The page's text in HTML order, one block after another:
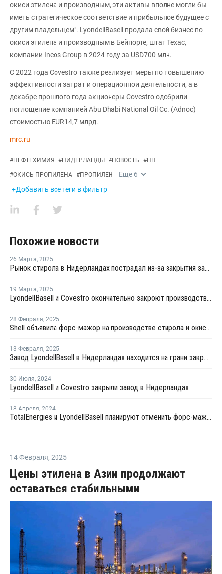
окиси этилена и производным, эти активы вполне могли бы
иметь стратегическое соответствие и прибыльное будущее с
другим владельцем". LyondellBasell продала свой бизнес по
окиси этилена и производным в Бейпорте, штат Техас,
компании Ineos Group в 2024 году за USD700 млн.
С 2022 года Covestro также реализует меры по повышению
эффективности затрат и операционной деятельности, а в
декабре прошлого года акционеры Covestro одобрили
поглощение компанией Abu Dhabi National Oil Co. (Adnoc)
стоимостью EUR14,7 млрд.
mrc.ru
#НЕФТЕХИМИЯ #НИДЕРЛАНДЫ #НОВОСТЬ #ПП
#ОКИСЬ ПРОПИЛЕНА #ПРОПИЛЕН Еще 6
+Добавить все теги в фильтр
Похожие новости
26 Марта, 2025
Рынок стирола в Нидерландах пострадал из-за закрытия заводов LyondellBasell и Covestro
19 Марта, 2025
LyondellBasell и Covestro окончательно закроют производство стирола и окиси пропилена в Нидерландах
28 Февраля, 2025
Shell объявила форс-мажор на производстве стирола и окиси пропилена в Нидерландах
13 Февраля, 2025
Завод LyondellBasell в Нидерландах находится на грани закрытия
30 Июля, 2024
LyondellBasell и Covestro закрыли завод в Нидерландах
18 Апреля, 2024
TotalEnergies и LyondellBasell планируют отменить форс-мажор на поставку стирола и полиолефинов
14 Февраля, 2025
Цены этилена в Азии продолжают
оставаться стабильными